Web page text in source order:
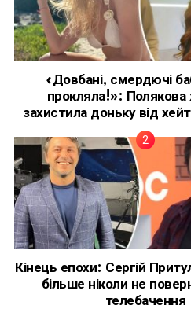
«Довбані, смердючі
прокляла!»:
захистила доньку від
Кінець епохи: Сергій
більше ніколи не
телебачення